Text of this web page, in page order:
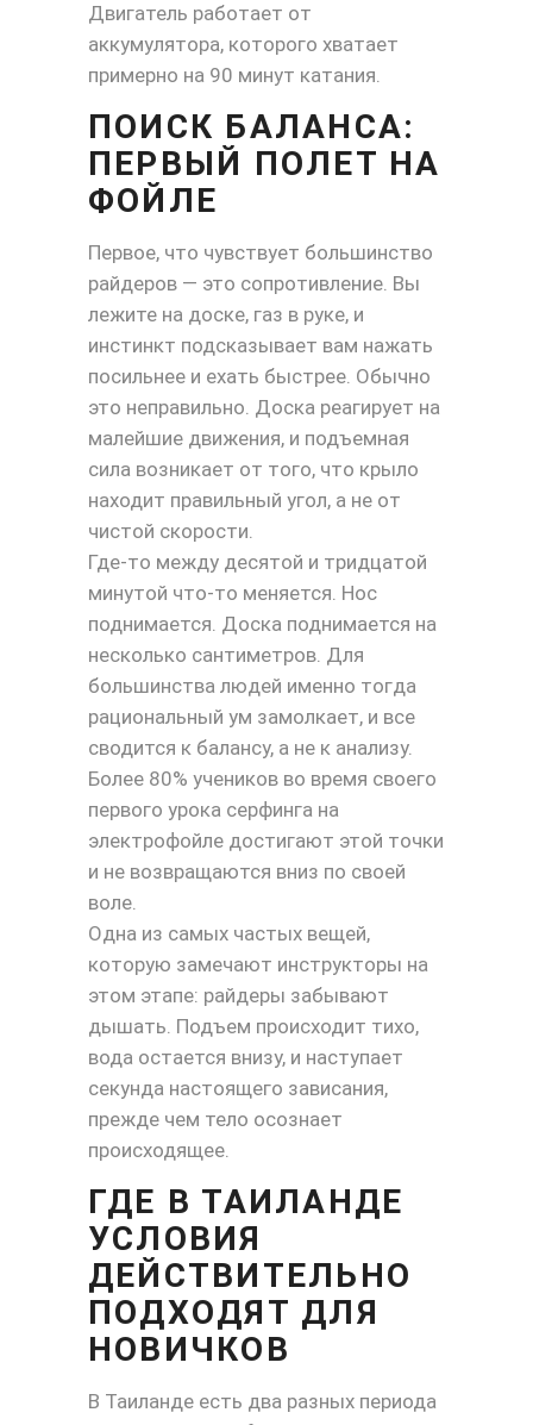
Двигатель работает от
аккумулятора, которого хватает
примерно на 90 минут катания.
ПОИСК БАЛАНСА:
ПЕРВЫЙ ПОЛЕТ НА
ФОЙЛЕ
Первое, что чувствует большинство
райдеров — это сопротивление. Вы
лежите на доске, газ в руке, и
инстинкт подсказывает вам нажать
посильнее и ехать быстрее. Обычно
это неправильно. Доска реагирует на
малейшие движения, и подъемная
сила возникает от того, что крыло
находит правильный угол, а не от
чистой скорости.
Где-то между десятой и тридцатой
минутой что-то меняется. Нос
поднимается. Доска поднимается на
несколько сантиметров. Для
большинства людей именно тогда
рациональный ум замолкает, и все
сводится к балансу, а не к анализу.
Более 80% учеников во время своего
первого урока серфинга на
электрофойле достигают этой точки
и не возвращаются вниз по своей
воле.
Одна из самых частых вещей,
которую замечают инструкторы на
этом этапе: райдеры забывают
дышать. Подъем происходит тихо,
вода остается внизу, и наступает
секунда настоящего зависания,
прежде чем тело осознает
происходящее.
ГДЕ В ТАИЛАНДЕ
УСЛОВИЯ
ДЕЙСТВИТЕЛЬНО
ПОДХОДЯТ ДЛЯ
НОВИЧКОВ
В Таиланде есть два разных периода